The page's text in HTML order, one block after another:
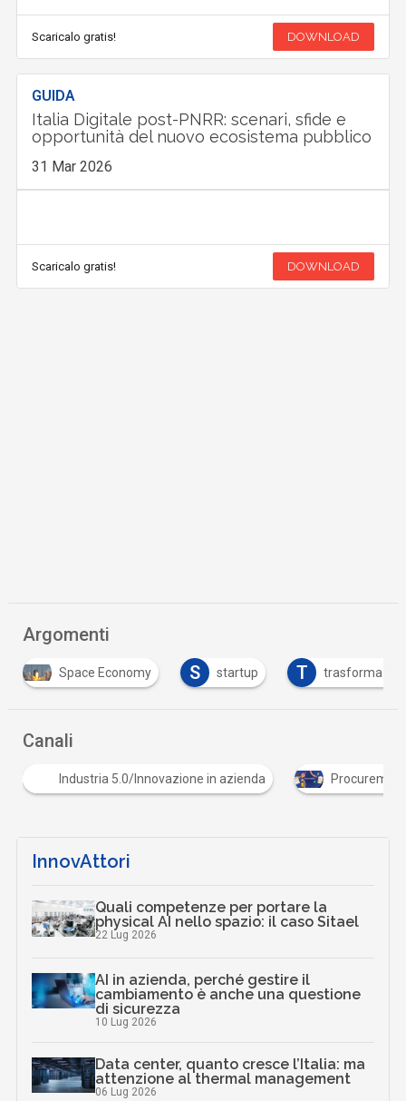
Scaricalo gratis! DOWNLOAD
GUIDA
Italia Digitale post-PNRR: scenari, sfide e
opportunità del nuovo ecosistema pubblico
31 Mar 2026
Scaricalo gratis! DOWNLOAD
Argomenti
Economy S startup T trasformazione digitale
Canali
Procurement dell'innovazione S Sicurezza digitale
InnovAttori
Quali competenze per portare la
physical AI nello spazio: il caso Sitael
22 Lug 2026
AI in azienda, perché gestire il
cambiamento è anche una questione
di sicurezza
10 Lug 2026
Data center, quanto cresce l’Italia: ma
attenzione al thermal management
06 Lug 2026